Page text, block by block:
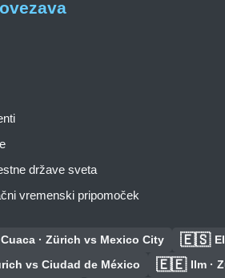
države sveta
vremenski pripomoček
Cuaca · Zürich vs Mexico City 🇪🇸
vs Ciudad de México 🇪🇪 Ilm ·